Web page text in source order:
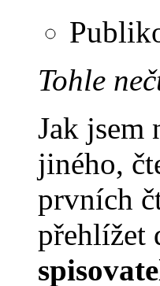
Tohle
Jak jsem
jiného,
prvních
přehlížet